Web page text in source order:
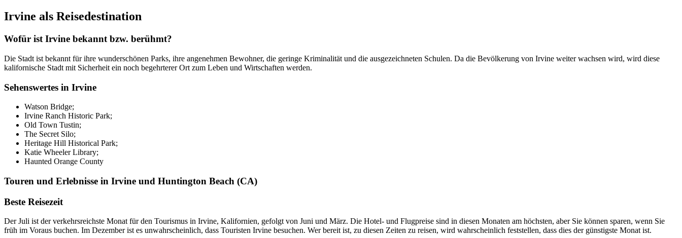
Irvine als Reisedestination
Wofür ist Irvine bekannt bzw. berühmt?
Die Stadt ist bekannt für ihre wunderschönen Parks, ihre angenehmen Bewohner, die geringe Kriminalität und die ausgezeichneten Schulen. Da die Bevölkerung von Irvine weiter wachsen wird, wird diese
kalifornische Stadt mit Sicherheit ein noch begehrterer Ort zum Leben und Wirtschaften werden.
Sehenswertes in Irvine
Watson Bridge;
Irvine Ranch Historic Park;
Old Town Tustin;
The Secret Silo;
Heritage Hill Historical Park;
Katie Wheeler Library;
Haunted Orange County
Touren und Erlebnisse in Irvine und Huntington Beach (CA)
Beste Reisezeit
Der Juli ist der verkehrsreichste Monat für den Tourismus in Irvine, Kalifornien, gefolgt von Juni und März. Die Hotel- und Flugpreise sind in diesen Monaten am höchsten, aber Sie können sparen, wenn Sie
früh im Voraus buchen. Im Dezember ist es unwahrscheinlich, dass Touristen Irvine besuchen. Wer bereit ist, zu diesen Zeiten zu reisen, wird wahrscheinlich feststellen, dass dies der günstigste Monat ist.